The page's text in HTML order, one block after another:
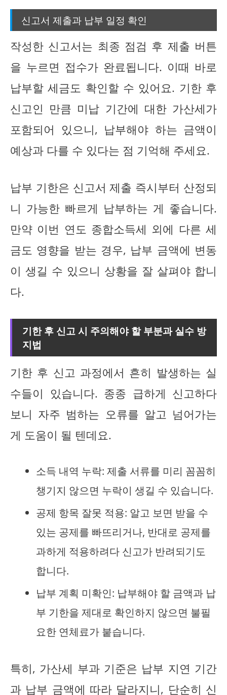
신고서 제출과 납부 일정 확인
작성한 신고서는 최종 점검 후 제출 버튼
을 누르면 접수가 완료됩니다. 이때 바로
납부할 세금도 확인할 수 있어요. 기한 후
신고인 만큼 미납 기간에 대한 가산세가
포함되어 있으니, 납부해야 하는 금액이
예상과 다를 수 있다는 점 기억해 주세요.
납부 기한은 신고서 제출 즉시부터 산정되
니 가능한 빠르게 납부하는 게 좋습니다.
만약 이번 연도 종합소득세 외에 다른 세
금도 영향을 받는 경우, 납부 금액에 변동
이 생길 수 있으니 상황을 잘 살펴야 합니
다.
기한 후 신고 시 주의해야 할 부분과 실수 방
지법
기한 후 신고 과정에서 흔히 발생하는 실
수들이 있습니다. 종종 급하게 신고하다
보니 자주 범하는 오류를 알고 넘어가는
게 도움이 될 텐데요.
소득 내역 누락: 제출 서류를 미리 꼼꼼히
챙기지 않으면 누락이 생길 수 있습니다.
공제 항목 잘못 적용: 알고 보면 받을 수
있는 공제를 빠뜨리거나, 반대로 공제를
과하게 적용하려다 신고가 반려되기도
합니다.
납부 계획 미확인: 납부해야 할 금액과 납
부 기한을 제대로 확인하지 않으면 불필
요한 연체료가 붙습니다.
특히, 가산세 부과 기준은 납부 지연 기간
과 납부 금액에 따라 달라지니, 단순히 신